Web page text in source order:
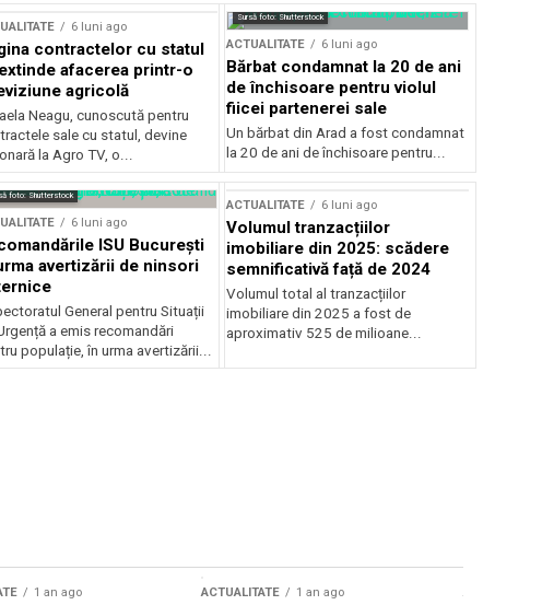
6 luni ago
contractelor cu statul
afacerea printr-o
agricolă
Neagu, cunoscută pentru
sale cu statul, devine
la Agro TV, o...
Sursă foto: Shutterstock
ACTUALITATE 6 luni ago
Bărbat condamnat la 20 de ani
de închisoare pentru violul
fiicei partenerei sale
Un bărbat din Arad a fost condamnat
la 20 de ani de închisoare pentru...
foto: Shutterstock
6 luni ago
ISU București
avertizării de ninsori
General pentru Situații
a emis recomandări
populație, în urma avertizării...
ACTUALITATE 6 luni ago
Volumul tranzacțiilor
imobiliare din 2025: scădere
semnificativă față de 2024
Volumul total al tranzacțiilor
imobiliare din 2025 a fost de
aproximativ 525 de milioane...
1 an ago ACTUALITATE 1 an ago